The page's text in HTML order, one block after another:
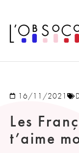
16/11/2021
Les
t’aime